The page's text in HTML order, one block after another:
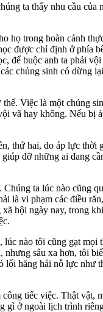
ta thấy nhu cầu
họ trong hoàn cảnh
được chỉ định ở phía
để buộc anh ta phải
chủng sinh có dừng
Việc là một chủng
vã hay không. Nếu bị
thứ hai, do áp lực thời
đỡ những ai đang
ta lúc nào cũng
là vi phạm các điều
hội ngày nay, trong
nào tôi cũng gạt mọi
nhưng sâu xa hơn, tôi
hăng hái nỗ lực như
tiếc việc. Thật vật,
gì ở ngoài lịch trình